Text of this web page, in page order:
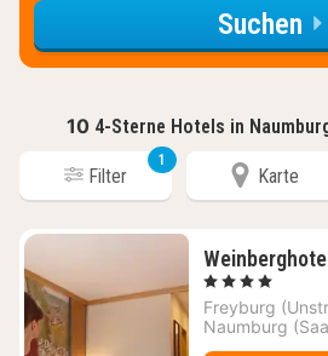
Suchen
10 4-Sterne Hotels in
Filter
1
Karte
, 4 Sterne
Freyburg
Naumburg